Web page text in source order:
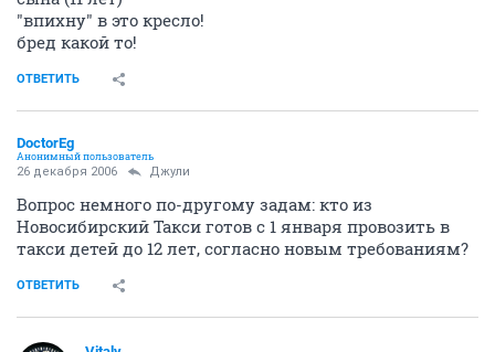
"впихну" в это кресло!
бред какой то!
ОТВЕТИТЬ
DoctorEg
Анонимный пользователь
26 декабря 2006 Джули
Вопрос немного по-другому задам: кто из
Новосибирский Такси готов с 1 января провозить в
такси детей до 12 лет, согласно новым требованиям?
ОТВЕТИТЬ